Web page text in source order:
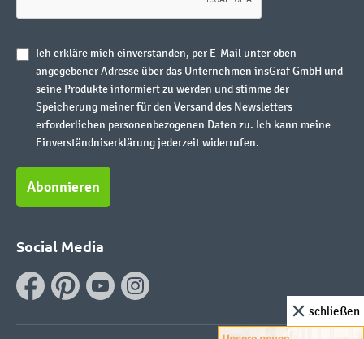
Ich erkläre mich einverstanden, per E-Mail unter oben
angegebener Adresse über das Unternehmen insGraf GmbH und
seine Produkte informiert zu werden und stimme der
Speicherung meiner für den Versand des Newsletters
erforderlichen personenbezogenen Daten zu. Ich kann meine
Einverständniserklärung jederzeit widerrufen.
Abonnieren
Social Media
schließen